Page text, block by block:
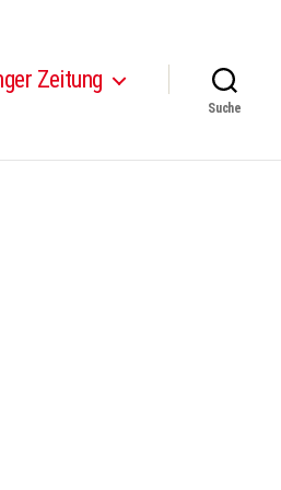
Zeitung
Suche